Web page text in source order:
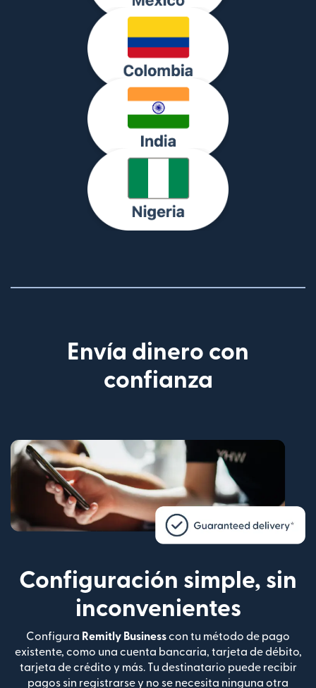
Envía dinero con
confianza
Configuración simple, sin
inconvenientes
Configura Remitly Businesscon tu método de pago
existente, como una cuenta bancaria, tarjeta de débito,
tarjeta de crédito y más. Tu destinatario puede recibir
pagos sin registrarse y no se necesita ninguna otra